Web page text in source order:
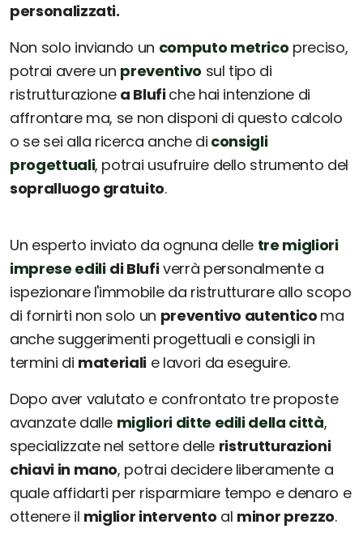
personalizzati.
Non solo inviando un computo metrico preciso,
potrai avere un preventivo sul tipo di
ristrutturazione a Blufiche hai intenzione di
affrontare ma, se non disponi di questo calcolo
o se sei alla ricerca anche di consigli
progettuali, potrai usufruire dello strumento del
sopralluogo gratuito.
Un esperto inviato da ognuna delle tre migliori
imprese edili di Blufiverrà personalmente a
ispezionare l'immobile da ristrutturare allo scopo
di fornirti non solo un preventivo autentico ma
anche suggerimenti progettuali e consigli in
termini di materiali e lavori da eseguire.
Dopo aver valutato e confrontato tre proposte
avanzate dalle migliori ditte edili della città,
specializzate nel settore delle ristrutturazioni
chiavi in mano, potrai decidere liberamente a
quale affidarti per risparmiare tempo e denaro e
ottenere il miglior intervento al minor prezzo.